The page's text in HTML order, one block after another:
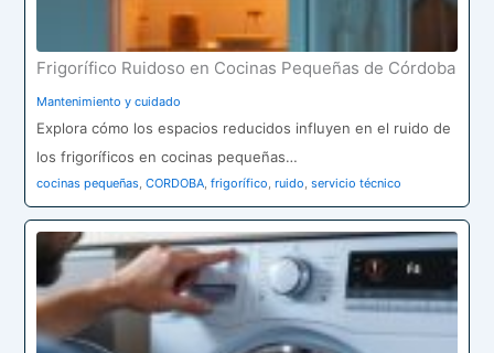
Frigorífico Ruidoso en Cocinas Pequeñas de Córdoba
Mantenimiento y cuidado
Explora cómo los espacios reducidos influyen en el ruido de
los frigoríficos en cocinas pequeñas…
cocinas pequeñas,CORDOBA,frigorífico,ruido,servicio técnico